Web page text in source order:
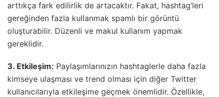
arttıkça fark edilirlik de artacaktır. Fakat, hashtag’leri
gereğinden fazla kullanmak spamlı bir görüntü
oluşturabilir. Düzenli ve makul kullanım yapmak
gereklidir.
3. Etkileşim: Paylaşımlarınızın hashtaglerle daha fazla
kimseye ulaşması ve trend olması için diğer Twitter
kullanıcılarıyla etkileşime geçmek önemlidir. Özellikle,